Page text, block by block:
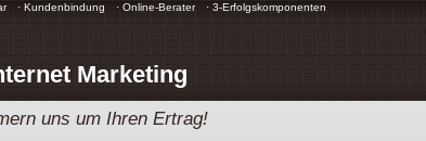
Marketing
uns um Ihren Ertrag!
· Kundenbindung · Online-Berater · 3-Erfolgskomponenten